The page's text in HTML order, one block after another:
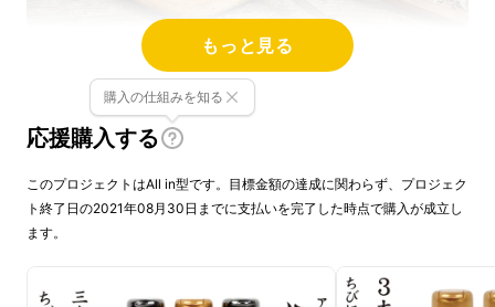
人口1万7千人の田舎のアウトドアショップが生
み出した奇跡のスパイス、アウトドアスパイス
「 ほりにし」から、遂にプレミアムバージョ
ンその名も 「金のほりにし」
が誕生しまし
た！！
もっと見る
応援購入する
購入の仕組みを知る
このプロジェクトはAll in型です。目標金額の達成に関わらず、プロジェク
ト終了日の2021年08月30日までに支払いを完了した時点で購入が成立し
ます。